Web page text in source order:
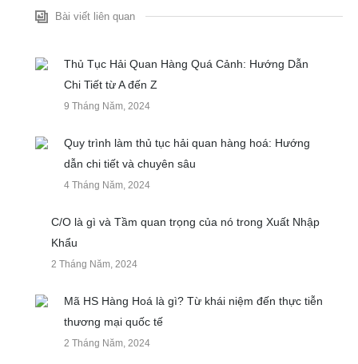
Bài viết liên quan
Thủ Tục Hải Quan Hàng Quá Cảnh: Hướng Dẫn
Chi Tiết từ A đến Z
9 Tháng Năm, 2024
Quy trình làm thủ tục hải quan hàng hoá: Hướng
dẫn chi tiết và chuyên sâu
4 Tháng Năm, 2024
C/O là gì và Tầm quan trọng của nó trong Xuất Nhập
Khẩu
2 Tháng Năm, 2024
Mã HS Hàng Hoá là gì? Từ khái niệm đến thực tiễn
thương mại quốc tế
2 Tháng Năm, 2024